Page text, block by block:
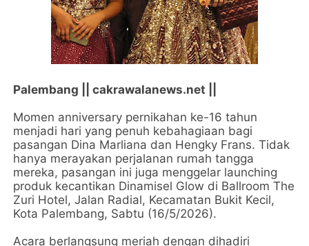
Palembang || cakrawalanews.net ||
Momen anniversary pernikahan ke-16 tahun
menjadi hari yang penuh kebahagiaan bagi
pasangan Dina Marliana dan Hengky Frans. Tidak
hanya merayakan perjalanan rumah tangga
mereka, pasangan ini juga menggelar launching
produk kecantikan Dinamisel Glow di Ballroom The
Zuri Hotel, Jalan Radial, Kecamatan Bukit Kecil,
Kota Palembang, Sabtu (16/5/2026).
Acara berlangsung meriah dengan dihadiri